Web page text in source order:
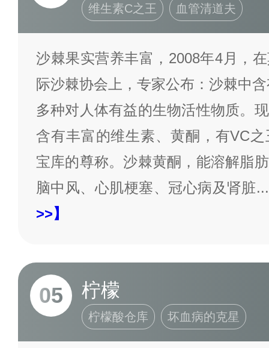
维生素C之王 血管清道夫
沙棘果实营养丰富，2008年4月，
际沙棘协会上，专家公布：沙棘中
多种对人体有益的生物活性物质。
含有丰富的维生素、黄酮，有VC
宝库的尊称。沙棘黄酮，能溶解脂
脑中风、心肌梗塞、冠心病及肾脏...
>>】
05 柠檬
柠檬酸仓库 坏血病的克星